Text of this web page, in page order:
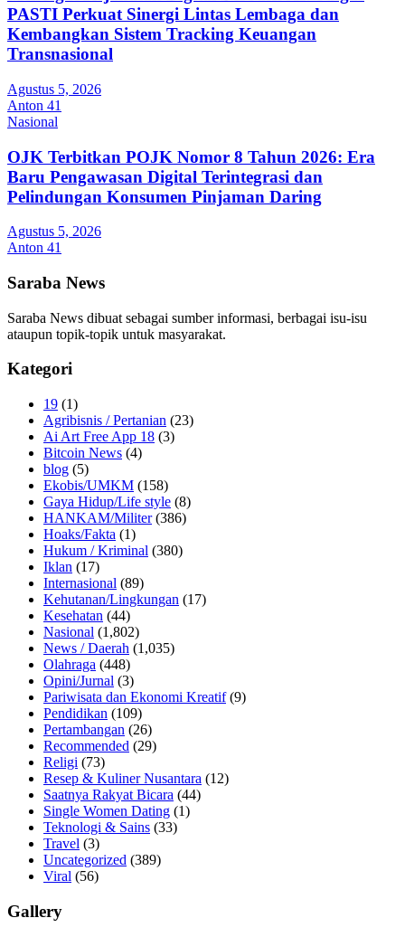
PASTI Perkuat Sinergi Lintas Lembaga dan
Kembangkan Sistem Tracking Keuangan
Transnasional
Agustus 5, 2026
Anton 41
Nasional
OJK Terbitkan POJK Nomor 8 Tahun 2026: Era
Baru Pengawasan Digital Terintegrasi dan
Pelindungan Konsumen Pinjaman Daring
Agustus 5, 2026
Anton 41
Saraba News
Saraba News dibuat sebagai sumber informasi, berbagai isu-isu
ataupun topik-topik untuk masyarakat.
Kategori
19 (1)
Agribisnis / Pertanian (23)
Ai Art Free App 18 (3)
Bitcoin News (4)
blog (5)
Ekobis/UMKM (158)
Gaya Hidup/Life style (8)
HANKAM/Militer(386)
Hoaks/Fakta (1)
Hukum / Kriminal (380)
Iklan (17)
Internasional (89)
Kehutanan/Lingkungan (17)
Kesehatan (44)
Nasional (1,802)
News / Daerah (1,035)
Olahraga (448)
Opini/Jurnal (3)
Pariwisata dan Ekonomi Kreatif(9)
Pendidikan (109)
Pertambangan (26)
Recommended (29)
Religi (73)
Resep & Kuliner Nusantara (12)
Saatnya Rakyat Bicara (44)
Single Women Dating (1)
Teknologi & Sains (33)
Travel (3)
Uncategorized (389)
Viral (56)
Gallery